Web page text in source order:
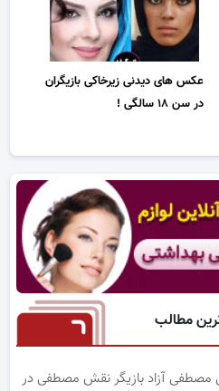
عکس های دیدنی زیرخاکی بازیگران
در سن ۱۸ سالگی !
مطالب
مصطفی آزاد بازیگر نقش مصطفی در